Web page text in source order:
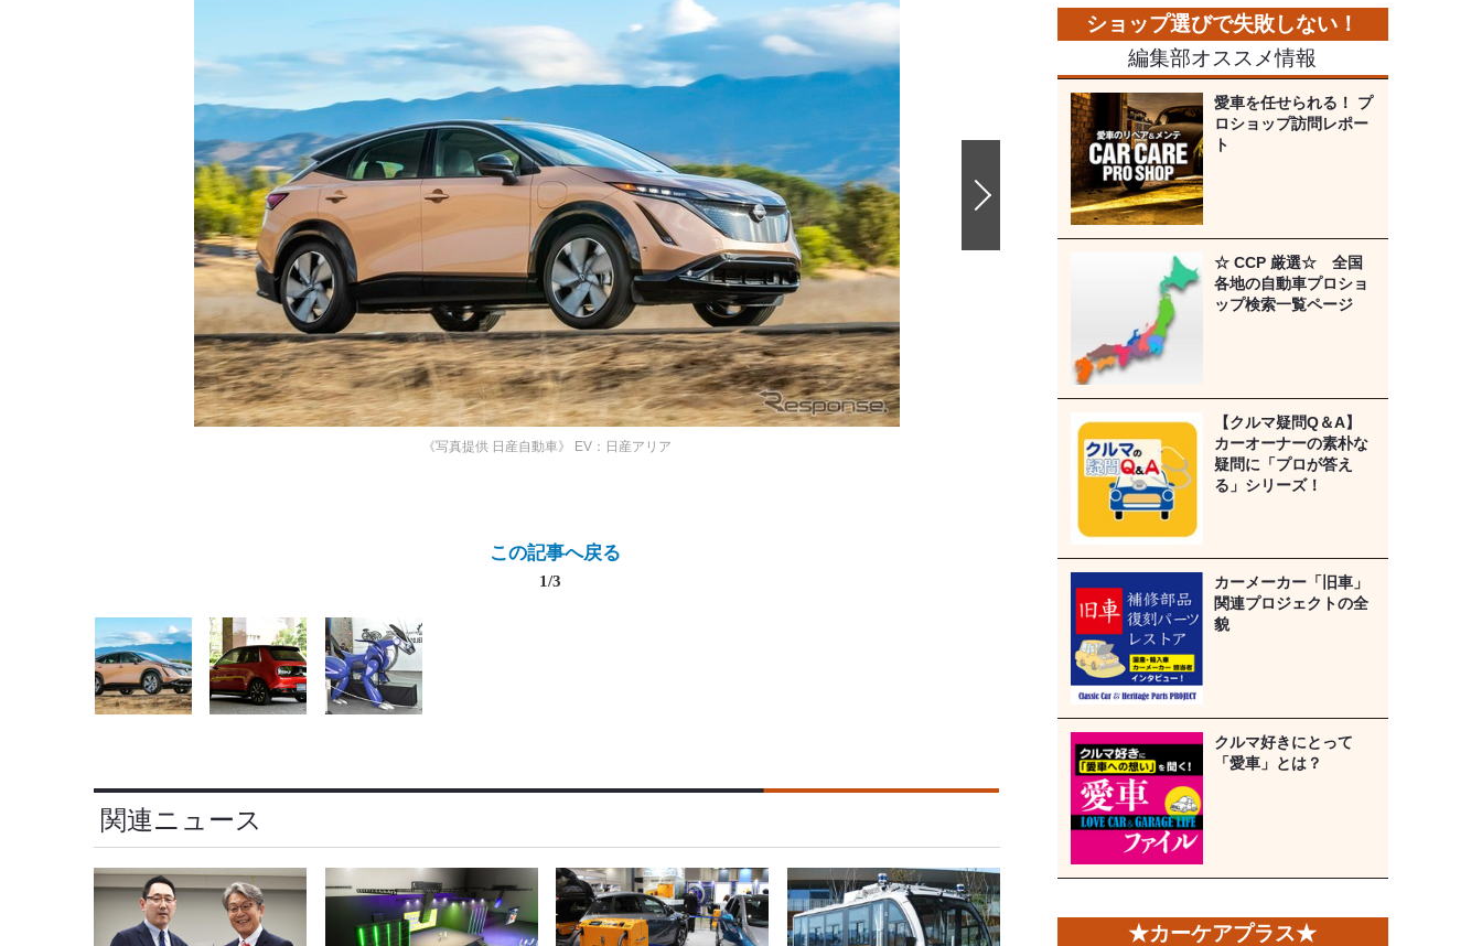
《写真提供 日産自動車》 EV：日産アリア
この記事へ戻る
1/3
関連ニュース
編集部オススメ情報
愛車を任せられる！ プ
ロショップ訪問レポー
ト
☆ CCP 厳選☆ 全国
各地の自動車プロショ
ップ検索一覧ページ
【クルマ疑問Q＆A】
カーオーナーの素朴な
疑問に「プロが答え
る」シリーズ！
カーメーカー「旧車」
関連プロジェクトの全
貌
クルマ好きにとって
「愛車」とは？